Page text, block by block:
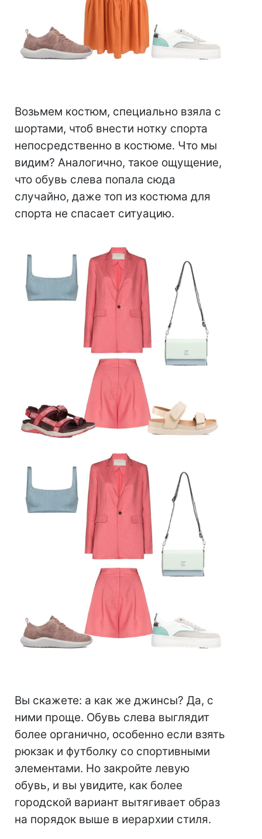
Возьмем костюм, специально взяла с
шортами, чтоб внести нотку спорта
непосредственно в костюме. Что мы
видим? Аналогично, такое ощущение,
что обувь слева попала сюда
случайно, даже топ из костюма для
спорта не спасает ситуацию.
Вы скажете: а как же джинсы? Да, с
ними проще. Обувь слева выглядит
более органично, особенно если взять
рюкзак и футболку со спортивными
элементами. Но закройте левую
обувь, и вы увидите, как более
городской вариант вытягивает образ
на порядок выше в иерархии стиля.